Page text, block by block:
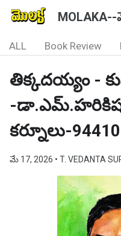
ALL Book Review
తిక్కదయ్యం -
-
కర్నూలు-
మే 17, 2026 • T. VEDANTA